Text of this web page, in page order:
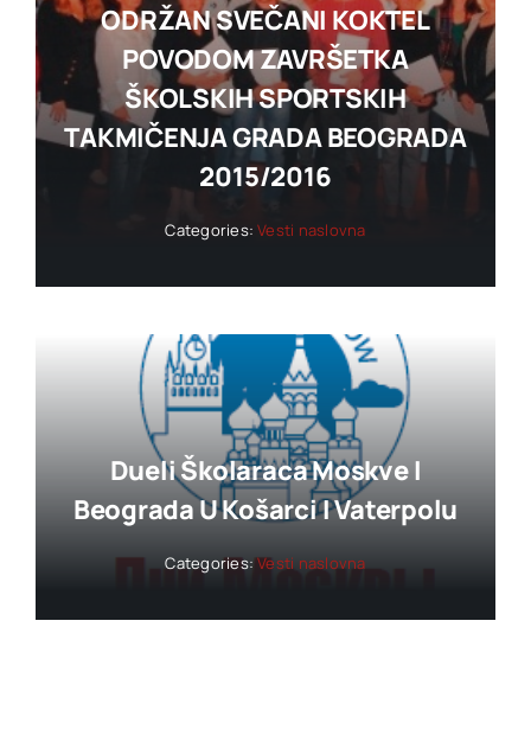
ODRŽAN SVEČANI KOKTEL
POVODOM ZAVRŠETKA
ŠKOLSKIH SPORTSKIH
TAKMIČENJA GRADA BEOGRADA
2015/2016
Categories:Vesti naslovna
Dueli Školaraca Moskve I
Beograda U Košarci I Vaterpolu
Categories:Vesti naslovna